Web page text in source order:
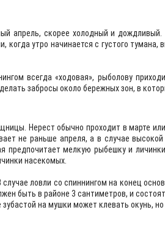
апрель, скорее холодный и
утро начинается с густого
всегда «ходовая», рыболову
забросы около бережных зон, в
Нерест обычно проходит в марте
не раньше апреля, а в случае
предпочитает мелкую рыбешку и
насекомых.
ловли со спиннингом на конец
в районе 3 сантиметров, и
на мушки может клевать окунь,